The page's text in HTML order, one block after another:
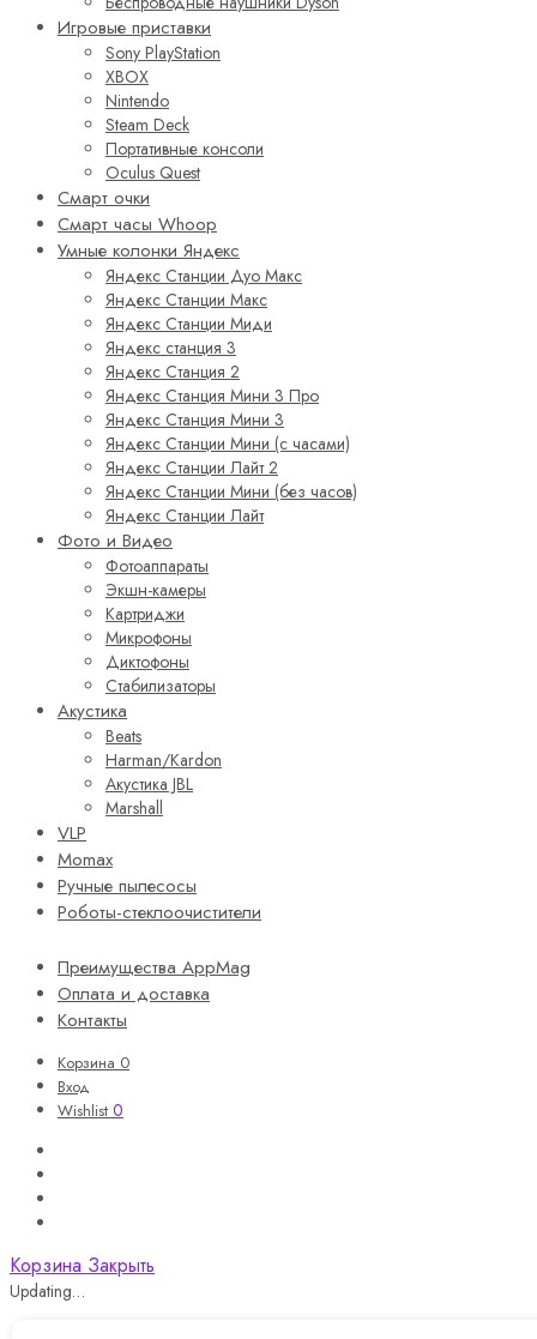
Игровые приставки
Sony PlayStation
XBOX
Nintendo
Steam Deck
Портативные консоли
Oculus Quest
Смарт очки
Смарт часы Whoop
Умные колонки Яндекс
Яндекс Станции Дуо Макс
Яндекс Станции Макс
Яндекс Станции Миди
Яндекс станция 3
Яндекс Станция 2
Яндекс Станция Мини 3 Про
Яндекс Станция Мини 3
Яндекс Станции Мини (с часами)
Яндекс Станции Лайт 2
Яндекс Станции Мини (без часов)
Яндекс Станции Лайт
Фото и Видео
Фотоаппараты
Экшн-камеры
Картриджи
Микрофоны
Диктофоны
Стабилизаторы
Акустика
Beats
Harman/Kardon
Акустика JBL
Marshall
VLP
Momax
Ручные пылесосы
Роботы-стеклоочистители
Преимущества AppMag
Оплата и доставка
Контакты
Корзина 0
Вход
Wishlist 0
Корзина Закрыть
Updating…